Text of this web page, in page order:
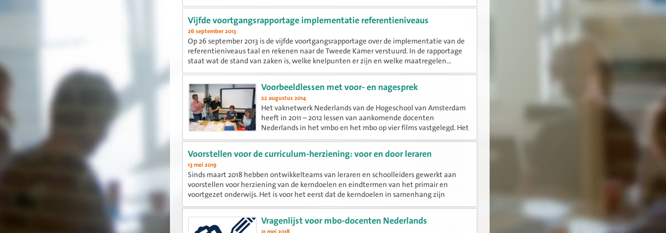
Vijfde voortgangsrapportage implementatie referentieniveaus
26 september 2013
Op 26 september 2013 is de vijfde voortgangsrapportage over de implementatie van de
referentieniveaus taal en rekenen naar de Tweede Kamer verstuurd. In de rapportage
staat wat de stand van zaken is, welke knelpunten er zijn en welke maatregelen...
Voorbeeldlessen met voor- en nagesprek
22 augustus 2014
Het vaknetwerk Nederlands van de Hogeschool van Amsterdam
heeft in 2011 – 2012 lessen van aankomende docenten
Nederlands in het vmbo en het mbo op vier films vastgelegd. Het
zijn educationals waarin experts en aankomende docenten de
hoofdrol...
Voorstellen voor de curriculum-herziening: voor en door leraren
13 mei 2019
Sinds maart 2018 hebben ontwikkelteams van leraren en schoolleiders gewerkt aan
voorstellen voor herziening van de kerndoelen en eindtermen van het primair en
voortgezet onderwijs. Het is voor het eerst dat de kerndoelen in samenhang zijn
herzien,...
Vragenlijst voor mbo-docenten Nederlands